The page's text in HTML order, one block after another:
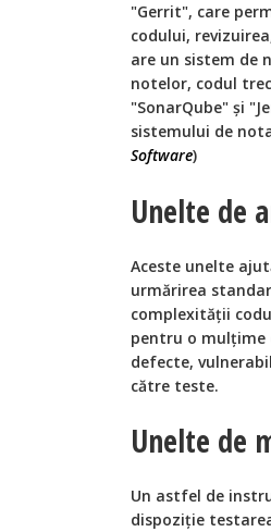
"Gerrit", care
codului,
are un sistem de
notelor, codul
"SonarQube" şi
sistemului de
Software)
Unelte de
Aceste unelte
urmărirea
complexităţii
pentru o mulţime
defecte,
către teste.
Unelte de
Un astfel de
dispoziție